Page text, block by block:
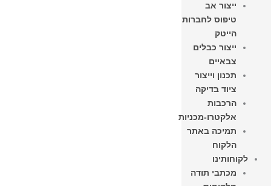
ייצור אב
טיפוס לחברות
הייטק
ייצור כבלים
צבאיים
תכנון וייצור
ציוד בדיקה
הרכבות
אלקטרו-מכניות
תמיכה באתר
הלקוח
לקוחותינו
מכתבי תודה